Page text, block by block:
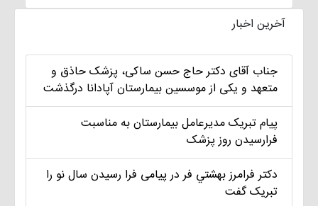
آخرین اخبار
جناب آقای دکتر حاج حسن ساکی، پزشک حاذق و
متعهد و یکی از موسسین بیمارستان آپادانا درگذشت
پیام تبریک مديرعامل بيمارستان به مناسبت
فرارسیدن روز پزشک
دکتر فرامرز بهشتي فر در پیامی فرا رسیدن سال نو را
تبریک گفت